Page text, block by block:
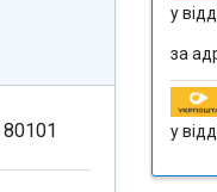
80101
у
за
у